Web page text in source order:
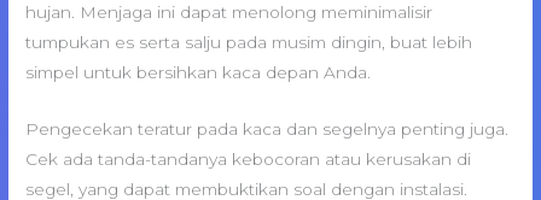
hujan. Menjaga ini dapat menolong meminimalisir
tumpukan es serta salju pada musim dingin, buat lebih
simpel untuk bersihkan kaca depan Anda.
Pengecekan teratur pada kaca dan segelnya penting juga.
Cek ada tanda-tandanya kebocoran atau kerusakan di
segel, yang dapat membuktikan soal dengan instalasi.